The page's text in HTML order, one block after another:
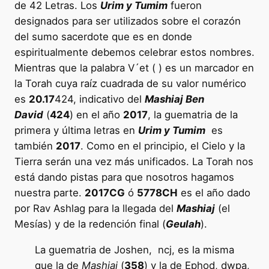
de 42 Letras. Los Urim y Tumim fueron
designados para ser utilizados sobre el corazón
del sumo sacerdote que es en donde
espiritualmente debemos celebrar estos nombres.
Mientras que la palabra V´et ( ) es un marcador en
la Torah cuya raíz cuadrada de su valor numérico
es 20.17424, indicativo del Mashiaj Ben
David (424) en el año 2017, la guematria de la
primera y última letras en Urim y Tumim es
también 2017. Como en el principio, el Cielo y la
Tierra serán una vez más unificados. La Torah nos
está dando pistas para que nosotros hagamos
nuestra parte. 2017CG ó 5778CH es el año dado
por Rav Ashlag para la llegada del Mashiaj (el
Mesías) y de la redención final (Geulah).
La guematria de Joshen, ncj, es la misma
que la de Mashiaj(358) y la de Ephod, dwpa,